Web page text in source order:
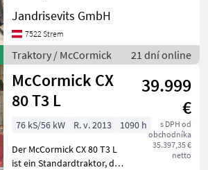
Jandrisevits GmbH
7522 Strem
Traktory / McCormick 21 dní online
McCormick CX
80 T3 L
39.999
€
s DPH od
obchodníka
35.397,35 €
netto
76 kS/56 kW R. v. 2013
1090 h
Der McCormick CX 80 T3 L
ist ein Standardtraktor, der